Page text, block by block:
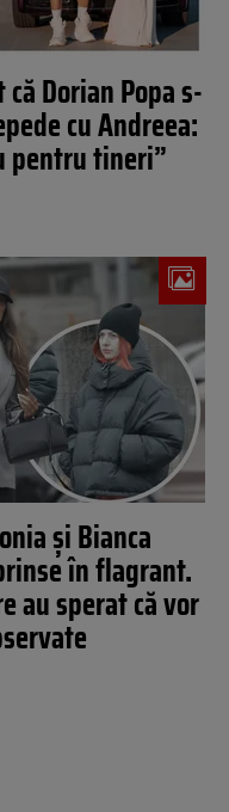
Dorian Popa s-
cu Andreea:
pentru tineri”
și Bianca
în flagrant.
au sperat că vor